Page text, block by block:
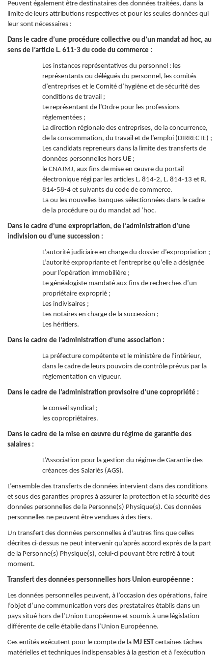
Peuvent également être destinataires des données traitées, dans la
limite de leurs attributions respectives et pour les seules données qui
leur sont nécessaires :
Dans le cadre d’une procédure collective ou d’un mandat ad hoc, au
sens de l’article L. 611-3 du code du commerce :
Les instances représentatives du personnel : les
représentants ou délégués du personnel, les comités
d’entreprises et le Comité d’hygiène et de sécurité des
conditions de travail ;
Le représentant de l’Ordre pour les professions
réglementées ;
La direction régionale des entreprises, de la concurrence,
de la consommation, du travail et de l’emploi (DIRRECTE) ;
Les candidats repreneurs dans la limite des transferts de
données personnelles hors UE ;
le CNAJMJ, aux fins de mise en œuvre du portail
électronique régi par les articles L. 814-2, L. 814-13 et R.
814-58-4 et suivants du code de commerce.
La ou les nouvelles banques sélectionnées dans le cadre
de la procédure ou du mandat ad ’hoc.
Dans le cadre d’une expropriation, de l’administration d’une
indivision ou d’une succession :
L’autorité judiciaire en charge du dossier d’expropriation ;
L’autorité expropriante et l’entreprise qu’elle a désignée
pour l’opération immobilière ;
Le généalogiste mandaté aux fins de recherches d’un
propriétaire exproprié ;
Les indivisaires ;
Les notaires en charge de la succession ;
Les héritiers.
Dans le cadre de l’administration d’une association :
La préfecture compétente et le ministère de l’intérieur,
dans le cadre de leurs pouvoirs de contrôle prévus par la
réglementation en vigueur.
Dans le cadre de l’administration provisoire d’une copropriété :
le conseil syndical ;
les copropriétaires.
Dans le cadre de la mise en œuvre du régime de garantie des
salaires :
L’Association pour la gestion du régime de Garantie des
créances des Salariés (AGS).
L’ensemble des transferts de données intervient dans des conditions
et sous des garanties propres à assurer la protection et la sécurité des
données personnelles de la Personne(s) Physique(s). Ces données
personnelles ne peuvent être vendues à des tiers.
Un transfert des données personnelles à d’autres fins que celles
décrites ci-dessus ne peut intervenir qu’après accord exprès de la part
de la Personne(s) Physique(s), celui-ci pouvant être retiré à tout
moment.
Transfert des données personnelles hors Union européenne :
Les données personnelles peuvent, à l’occasion des opérations, faire
l’objet d’une communication vers des prestataires établis dans un
pays situé hors de l’Union Européenne et soumis à une législation
différente de celle établie dans l’Union Européenne.
Ces entités exécutent pour le compte de la MJ ESTcertaines tâches
matérielles et techniques indispensables à la gestion et à l’exécution